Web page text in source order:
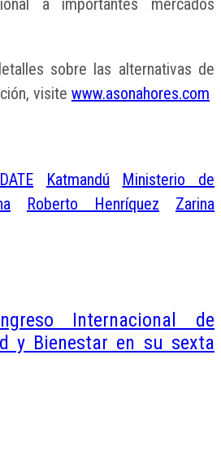
sobre las alternativas de
visite www.asonahores.com
DATE Katmandú
Ministerio de
Roberto Henríquez
Zarina
Internacional de
y Bienestar en su sexta